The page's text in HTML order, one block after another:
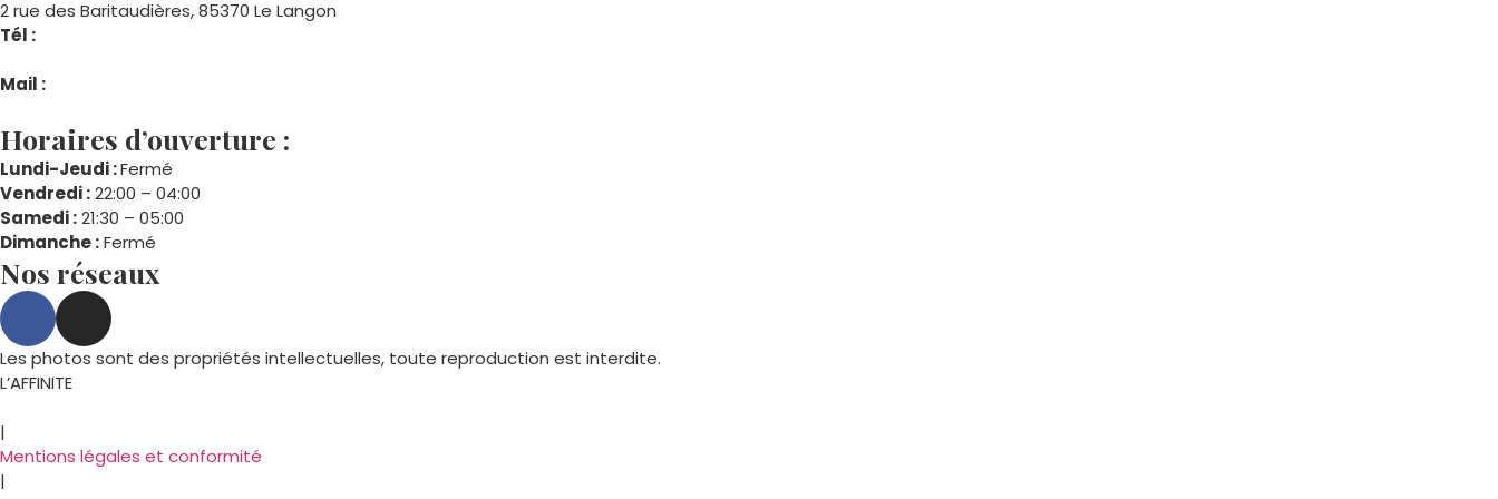
2 rue des Baritaudières, 85370 Le Langon
Tél :
Mail :
Horaires d’ouverture :
Lundi-Jeudi :Fermé
Vendredi :22:00 – 04:00
Samedi :21:30 – 05:00
Dimanche :Fermé
Nos réseaux
Les photos sont des propriétés intellectuelles, toute reproduction est interdite.
L’AFFINITE
|
Mentions légales et conformité
|